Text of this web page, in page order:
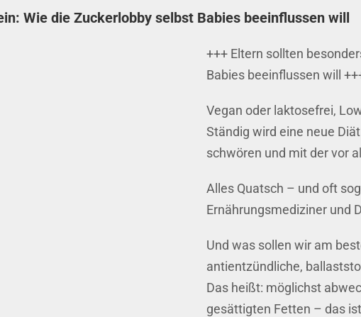
Wie die Zuckerlobby selbst Babies beeinflussen will
+++ Eltern sollten
Babies beeinflussen will
Vegan oder laktosefrei,
Ständig wird eine neue
schwören und mit der vor
Alles Quatsch – und oft
Ernährungsmediziner und
Und was sollen wir am
antientzündliche,
Das heißt: möglichst
gesättigten Fetten – das